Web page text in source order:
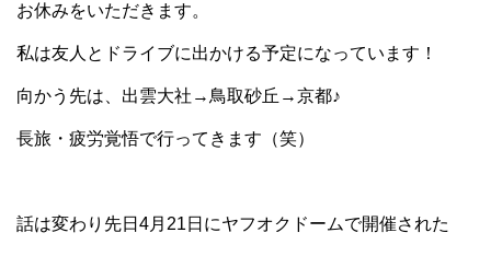
お休みをいただきます。
私は友人とドライブに出かける予定になっています！
向かう先は、出雲大社→鳥取砂丘→京都♪
長旅・疲労覚悟で行ってきます（笑）
話は変わり先日4月21日にヤフオクドームで開催された